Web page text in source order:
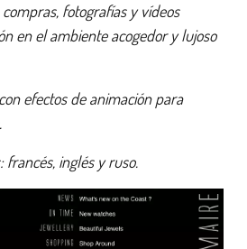
fotografías y vídeos
en el ambiente acogedor y lujoso
efectos de animación para
francés, inglés y ruso.